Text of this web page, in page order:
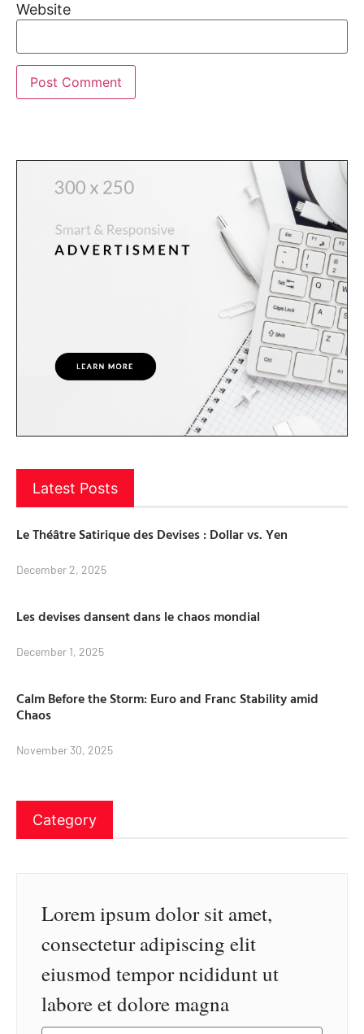
Website
Latest Posts
Le Théâtre Satirique des Devises : Dollar vs. Yen
December 2, 2025
Les devises dansent dans le chaos mondial
December 1, 2025
Calm Before the Storm: Euro and Franc Stability amid
Chaos
November 30, 2025
Category
Lorem ipsum dolor sit amet,
consectetur adipiscing elit
eiusmod tempor ncididunt ut
labore et dolore magna